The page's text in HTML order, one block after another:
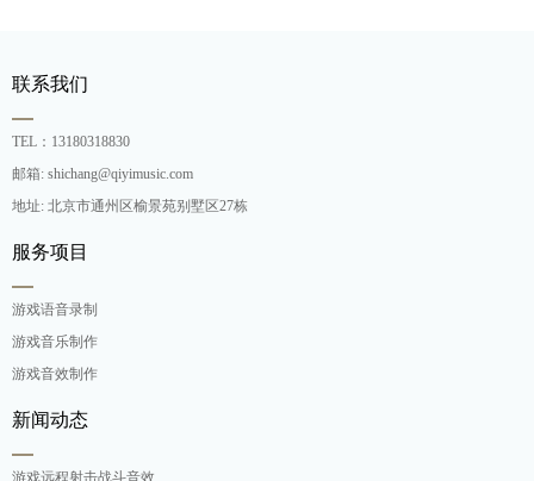
联系我们
TEL：13180318830
邮箱: shichang@qiyimusic.com
地址: 北京市通州区榆景苑别墅区27栋
服务项目
游戏语音录制
游戏音乐制作
游戏音效制作
新闻动态
游戏远程射击战斗音效